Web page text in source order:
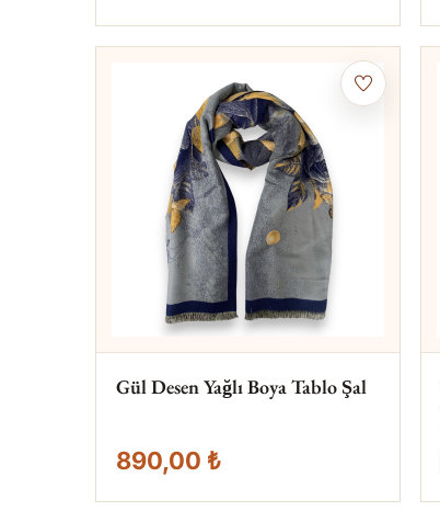
Gül Desen Yağlı Boya Tablo Şal
890,00 ₺